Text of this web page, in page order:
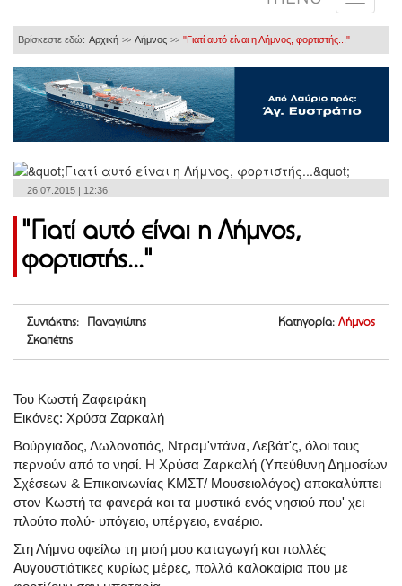
Βρίσκεστε εδώ: Αρχική >> Λήμνος >> "Γιατί αυτό είναι η Λήμνος, φορτιστής..."
26.07.2015 | 12:36
"Γιατί αυτό είναι η Λήμνος,
φορτιστής..."
Συντάκτης: Παναγιώτης
Σκαπέτης
Κατηγορία: Λήμνος
Του Κωστή Ζαφειράκη
Εικόνες: Χρύσα Ζαρκαλή
Βούργιαδος, Λωλονοτιάς, Ντραμ'ντάνα, Λεβάτ'ς, όλοι τους
περνούν από το νησί. Η Χρύσα Ζαρκαλή (Υπεύθυνη Δημοσίων
Σχέσεων & Επικοινωνίας ΚΜΣΤ/ Μουσειολόγος) αποκαλύπτει
στον Κωστή τα φανερά και τα μυστικά ενός νησιού που' χει
πλούτο πολύ- υπόγειο, υπέργειο, εναέριο.
Στη Λήμνο οφείλω τη μισή μου καταγωγή και πολλές
Αυγουστιάτικες κυρίως μέρες, πολλά καλοκαίρια που με